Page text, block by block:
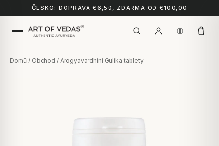
ČESKO: DOPRAVA €6,50, ZDARMA OD €100,00
Domů / Obchod / Arogyavardhini Gulika tablety